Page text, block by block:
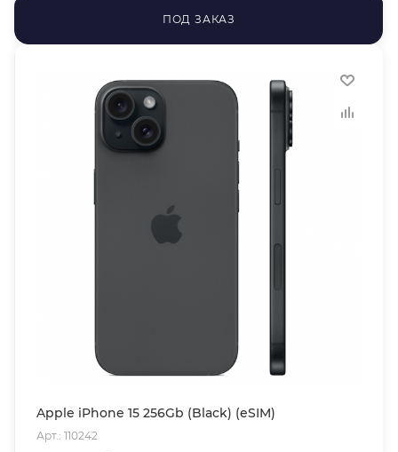
ПОД ЗАКАЗ
Apple iPhone 15 256Gb (Black) (eSIM)
Арт.: 110242